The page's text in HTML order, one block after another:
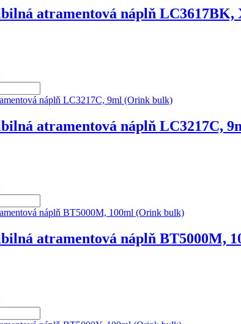
atramentová náplň
atramentová náplň LC3217C,
atramentová náplň BT5000M,